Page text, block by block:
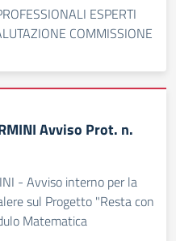
ESPERTI
COMMISSIONE
Avviso Prot. n.
- Avviso interno per la
sul Progetto "Resta con
Matematica